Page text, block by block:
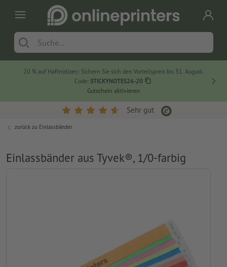
20 % auf Haftnotizen: Sichern Sie sich den Vorteilspreis bis 31. August.
Code: STICKYNOTES26-20
Gutschein aktivieren
Sehr gut
zurück zu Einlassbänder
Einlassbänder aus Tyvek®, 1/0-farbig